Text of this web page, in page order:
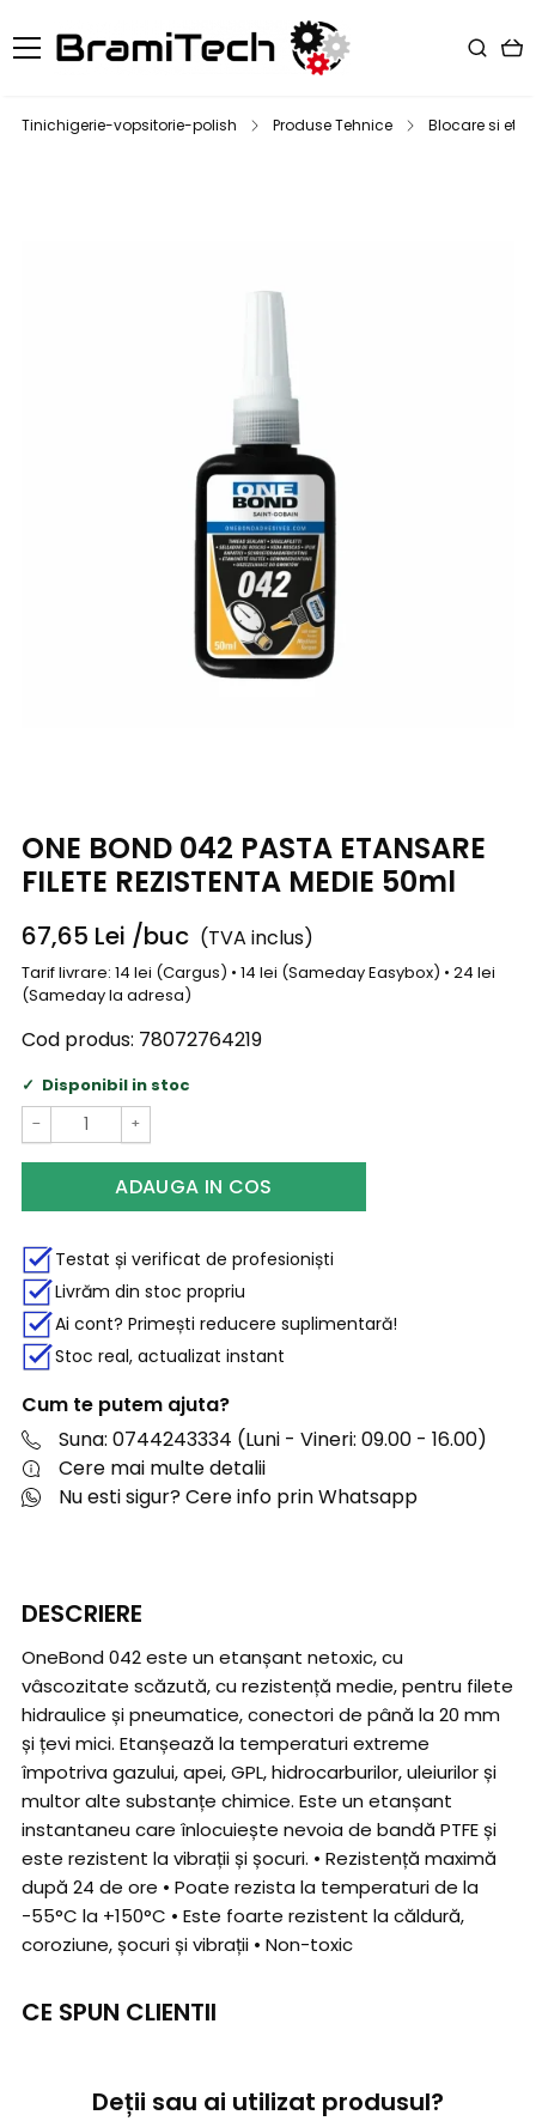
Tinichigerie-vopsitorie-polish Produse Tehnice Blocare si
ONE BOND 042 PASTA ETANSARE
FILETE REZISTENTA MEDIE 50ml
67,65 Lei /buc (TVA inclus)
Tarif livrare: 14 lei (Cargus) • 14 lei (Sameday Easybox) • 24 lei
(Sameday la adresa)
Cod produs: 78072764219
Disponibil in stoc
− +
ADAUGA IN COS
Testat și verificat de profesioniști
Livrăm din stoc propriu
Ai cont? Primești reducere suplimentară!
Stoc real, actualizat instant
Cum te putem ajuta?
Suna: 0744243334 (Luni - Vineri: 09.00 - 16.00)
Cere mai multe detalii
Nu esti sigur? Cere info prin Whatsapp
DESCRIERE
OneBond 042 este un etanșant netoxic, cu
vâscozitate scăzută, cu rezistență medie, pentru filete
hidraulice și pneumatice, conectori de până la 20 mm
și țevi mici. Etanșează la temperaturi extreme
împotriva gazului, apei, GPL, hidrocarburilor, uleiurilor și
multor alte substanțe chimice. Este un etanșant
instantaneu care înlocuiește nevoia de bandă PTFE și
este rezistent la vibrații și șocuri. • Rezistență maximă
după 24 de ore • Poate rezista la temperaturi de la
-55°C la +150°C • Este foarte rezistent la căldură,
coroziune, șocuri și vibrații • Non-toxic
CE SPUN CLIENTII
Deții sau ai utilizat produsul?